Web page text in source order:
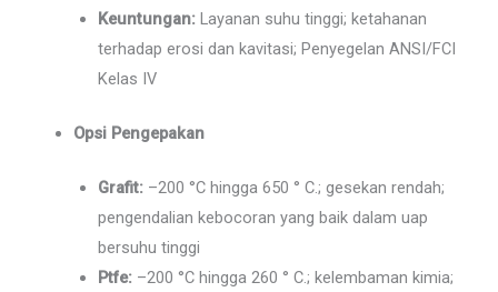
Keuntungan: Layanan suhu tinggi; ketahanan
terhadap erosi dan kavitasi; Penyegelan ANSI/FCI
Kelas IV
Opsi Pengepakan
Grafit: –200 °C hingga 650 ° C.; gesekan rendah;
pengendalian kebocoran yang baik dalam uap
bersuhu tinggi
Ptfe: –200 °C hingga 260 ° C.; kelembaman kimia;